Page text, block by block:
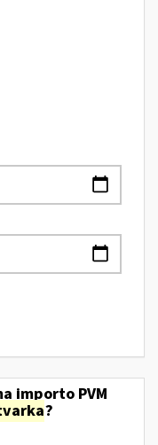
importo PVM
?